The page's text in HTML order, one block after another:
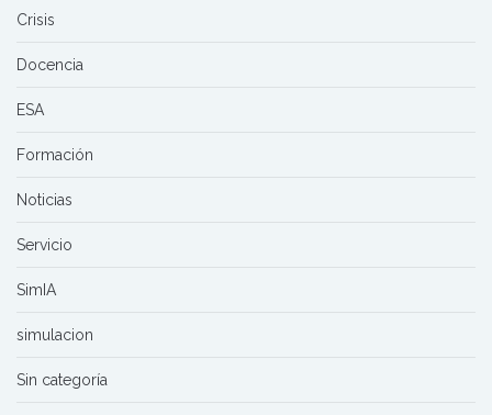
Crisis
Docencia
ESA
Formación
Noticias
Servicio
SimIA
simulacion
Sin categoría